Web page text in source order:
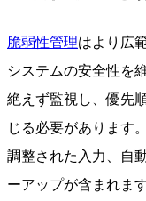
脆弱性管理はより広
システムの安全性を
絶えず監視し、優先
じる必要があります
調整された入力、自
ーアップが含まれま